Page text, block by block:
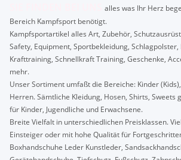
alles was Ihr Herz
Bereich Kampfsport benötigt.
Kampfsportartikel alles Art, Zubehör,
Safety, Equipment, Sportbekleidung,
Krafttraining, Schnellkraft Training, Geschenke,
mehr.
Unser Sortiment umfaßt die Bereiche: Kinder
Herren. Sämtliche Kleidung, Hosen, Shirts, Sweets
für Kinder, Jugendliche und Erwachsene.
Breite Vielfalt in unterschiedlichen Preisklassen.
Einsteiger oder mit hohe Qualität für
Boxhandschuhe Leder Kunstleder,